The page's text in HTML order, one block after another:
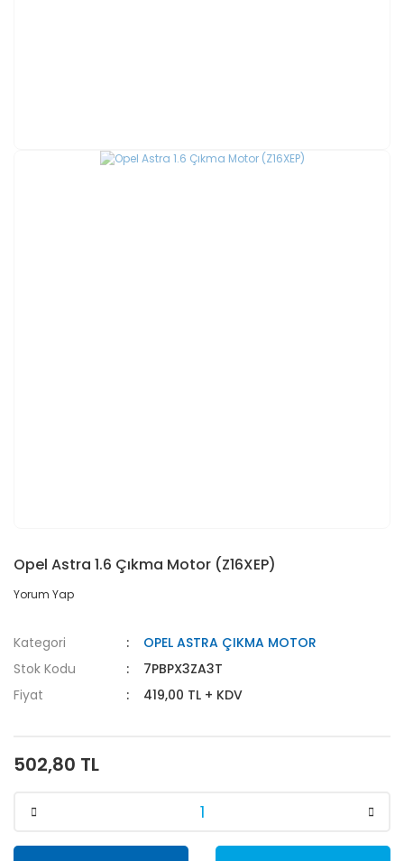
Opel Astra 1.6 Çıkma Motor (Z16XEP)
Yorum Yap
Kategori
OPEL ASTRA ÇIKMA MOTOR
Stok Kodu
7PBPX3ZA3T
Fiyat
419,00 TL + KDV
502,80 TL